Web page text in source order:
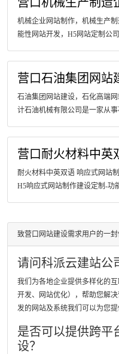
机械企业网站制作，机械生产
能性网站开发，H5网站定制公
营口石油集团网站
石油集团网站建设，石化高端
计石油机械有限公司是一家从
营口耐火材料中英
耐火材料中英双语 响应式网站
H5响应式网站制作建设定制-功
致营口网站建设需求用户的一
请问科派云建站公
我们为各地企业提供多样化的
开发、网站优化），帮助您解
发的网站及系统我们可以为您提
是否可以提供跨平
设？